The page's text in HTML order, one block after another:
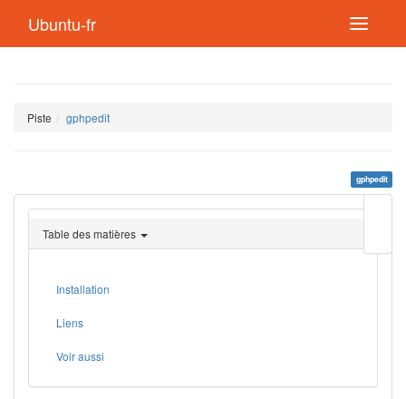
Ubuntu-fr
Piste gphpedit
gphpedit
page
Table des matières
Installation
Liens
Voir aussi